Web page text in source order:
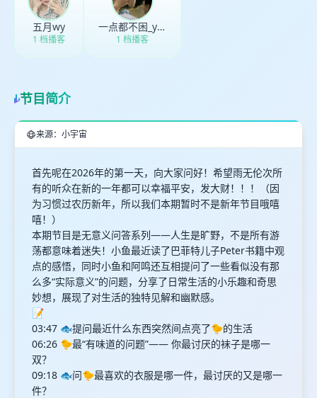
五月wy
1 档播客
一点都不困_yi8h
1 档播客
节目简介
来源：小宇宙
首先呢在2026年的第一天，向大家问好！希望雨无伦次所
有的听众在新的一年都可以幸福平安，发大财！！！（因
为习惯过农历新年，所以我们本期暂时不是新年节目哦嘻
嘻！）
本期节目是无意义问答系列——人生是旷野，不是所有游
荡都意味着迷失！小鱼最近读了巴菲特儿子Peter书籍中观
点的感悟，同时小鱼和阿鸣还互相提问了一些看似没有那
么多“实际意义”的问题，分享了日常生活的小乐趣和奇思
妙想，展现了对生活的独特见解和幽默感。
📝
03:47 🐟提问最近什么东西突然间点亮了🐤的生活
06:26 🐤最“有味道的问题”—— 你最讨厌的袜子是哪一
双？
09:18 🐟问🐤最喜欢的衣服是哪一件，最讨厌的又是哪一
件？